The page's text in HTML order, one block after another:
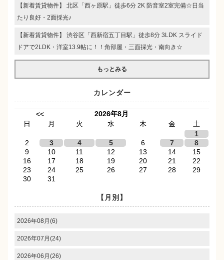
【新着賃貸物件】 北区「西ヶ原駅」徒歩6分 2K 防音室2室完備☆日当
たり良好・2面採光♪
【新着賃貸物件】 渋谷区「西新宿五丁目駅」徒歩8分 3LDK スライド
ドアで2LDK・洋室13.9帖に！！角部屋・三面採光・南向き☆
もっとみる
カレンダー
<<
2026年8月
日
月 火 水 木 金
土
1
2
3 4 5 6 7
8
9
10 11 12 13 14
15
16
17 18 19 20 21
22
23
24 25 26 27 28
29
30
31
【月別】
2026年08月(6)
2026年07月(24)
2026年06月(26)